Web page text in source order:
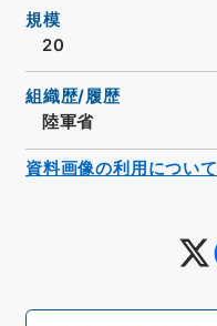
規模
20
組織歴/履歴
陸軍省
資料画像の利用について